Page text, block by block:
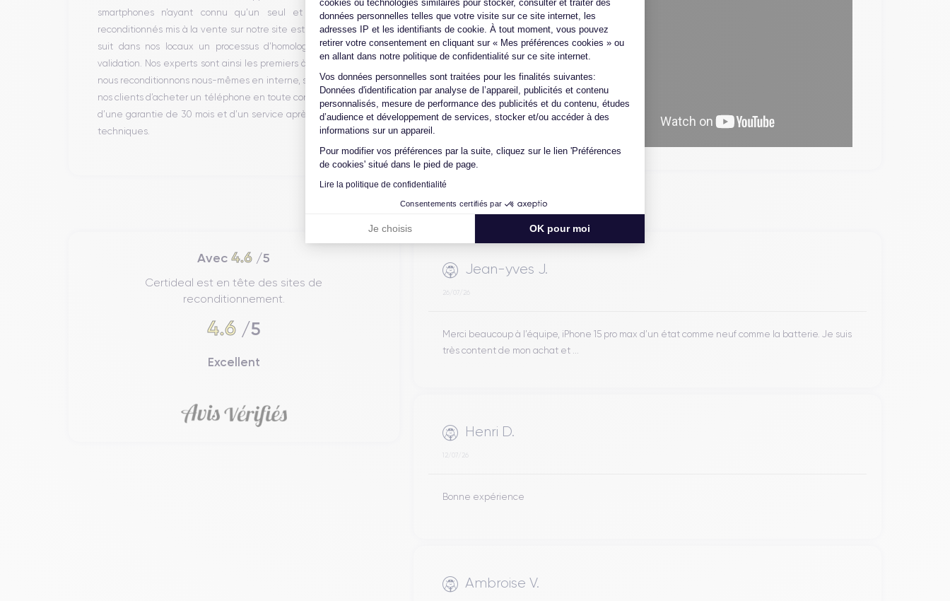
cookies ou technologies similaires pour stocker, consulter et traiter des
données personnelles telles que votre visite sur ce site internet, les
adresses IP et les identifiants de cookie. À tout moment, vous pouvez
retirer votre consentement en cliquant sur « Mes préférences cookies » ou
en allant dans notre politique de confidentialité sur ce site internet.
Vos données personnelles sont traitées pour les finalités suivantes:
Données d'identification par analyse de l’appareil, publicités et contenu
personnalisés, mesure de performance des publicités et du contenu, études
d’audience et développement de services, stocker et/ou accéder à des
informations sur un appareil.
Pour modifier vos préférences par la suite, cliquez sur le lien 'Préférences
de cookies' situé dans le pied de page.
Lire la politique de confidentialité
Consentements certifiés par
Je choisis OK pour moi
Axeptio consent
smartphones n’ayant connu qu’un seul et unique propriétaire. Chacun des produits
reconditionnés mis à la vente sur notre site est alors récupéré physiquement par nos soins et
suit dans nos locaux un processus d’homologation en trois étapes : vérification, test et
validation. Nos experts sont ainsi les premiers à intervenir techniquement sur le produit, que
nous reconditionnons nous-mêmes en interne, sans autre intermédiaire. C’est l’assurance pour
nos clients d’acheter un téléphone en toute confiance, reconditionné en France, accompagné
d’une garantie de 30 mois et d’un service après-vente en contact continu avec nos experts
techniques.
Avec4.6 /5
Certideal est en tête des sites de
reconditionnement.
4.6/5
Excellent
Jean-yves J.
26/07/26
Merci beaucoup à l’équipe, iPhone 15 pro max d’un état comme neuf comme la batterie. Je suis
très content de mon achat et ...
Henri D.
12/07/26
Bonne expérience
Ambroise V.